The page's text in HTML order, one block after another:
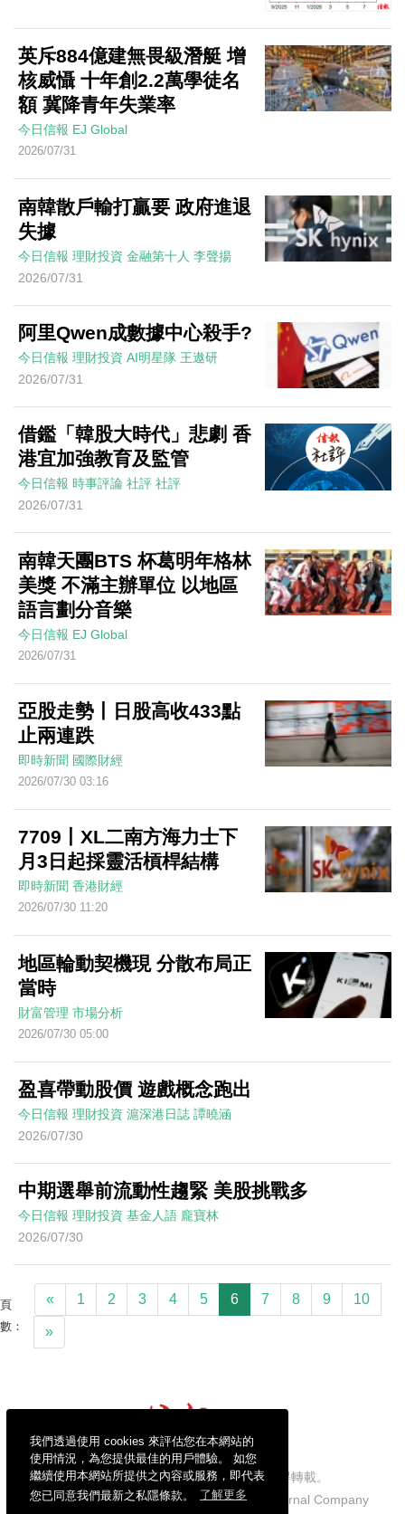
我們透過使用 cookies 來評估您在本網站的
使用情況，為您提供最佳的用戶體驗。 如您
繼續使用本網站所提供之內容或服務，即代表
您已同意我們最新之私隱條款。
了解更多
英斥884億建無畏級潛艇 增
核威懾 十年創2.2萬學徒名
額 冀降青年失業率
今日信報 EJ Global
2026/07/31
南韓散戶輸打贏要 政府進退
失據
今日信報 理財投資 金融第十人 李聲揚
2026/07/31
阿里Qwen成數據中心殺手?
今日信報 理財投資 AI明星隊 王遨研
2026/07/31
借鑑「韓股大時代」悲劇 香
港宜加強教育及監管
今日信報 時事評論 社評 社評
2026/07/31
南韓天團BTS 杯葛明年格林
美獎 不滿主辦單位 以地區
語言劃分音樂
今日信報 EJ Global
2026/07/31
亞股走勢丨日股高收433點
止兩連跌
即時新聞 國際財經
2026/07/30 03:16
7709丨XL二南方海力士下
月3日起採靈活槓桿結構
即時新聞 香港財經
2026/07/30 11:20
地區輪動契機現 分散布局正
當時
財富管理 市場分析
2026/07/30 05:00
盈喜帶動股價 遊戲概念跑出
今日信報 理財投資 滬深港日誌 譚曉涵
2026/07/30
中期選舉前流動性趨緊 美股挑戰多
今日信報 理財投資 基金人語 龐寶林
2026/07/30
頁
數：
« 1 2 3 4 5 6 7 8 9 10
»
信報財經新聞有限公司版權所有，不得轉載。
Copyright © 2026 Hong Kong Economic Journal Company